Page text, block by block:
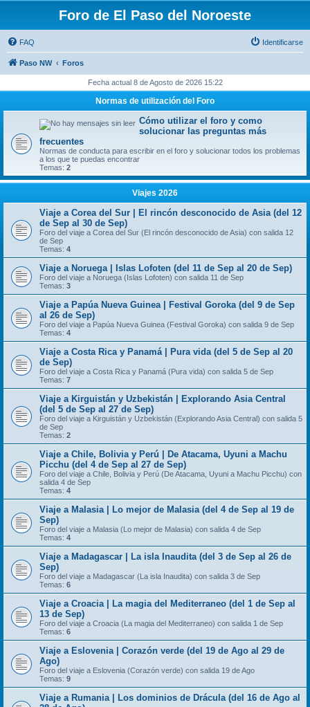
Foro de El Paso del Noroeste
FAQ Identificarse
Paso NW Foros
Fecha actual 8 de Agosto de 2026 15:22
Normas de utilización del Foro
Cómo utilizar el foro y como
solucionar las preguntas más
frecuentes
Normas de conducta para escribir en el foro y solucionar todos los problemas
a los que te puedas encontrar
Temas: 2
Viajes 2026
Viaje a Corea del Sur | El rincón desconocido de Asia (del 12
de Sep al 30 de Sep)
Foro del viaje a Corea del Sur (El rincón desconocido de Asia) con salida 12
de Sep
Temas: 4
Viaje a Noruega | Islas Lofoten (del 11 de Sep al 20 de Sep)
Foro del viaje a Noruega (Islas Lofoten) con salida 11 de Sep
Temas: 3
Viaje a Papúa Nueva Guinea | Festival Goroka (del 9 de Sep
al 26 de Sep)
Foro del viaje a Papúa Nueva Guinea (Festival Goroka) con salida 9 de Sep
Temas: 4
Viaje a Costa Rica y Panamá | Pura vida (del 5 de Sep al 20
de Sep)
Foro del viaje a Costa Rica y Panamá (Pura vida) con salida 5 de Sep
Temas: 7
Viaje a Kirguistán y Uzbekistán | Explorando Asia Central
(del 5 de Sep al 27 de Sep)
Foro del viaje a Kirguistán y Uzbekistán (Explorando Asia Central) con salida 5
de Sep
Temas: 2
Viaje a Chile, Bolivia y Perú | De Atacama, Uyuni a Machu
Picchu (del 4 de Sep al 27 de Sep)
Foro del viaje a Chile, Bolivia y Perú (De Atacama, Uyuni a Machu Picchu) con
salida 4 de Sep
Temas: 4
Viaje a Malasia | Lo mejor de Malasia (del 4 de Sep al 19 de
Sep)
Foro del viaje a Malasia (Lo mejor de Malasia) con salida 4 de Sep
Temas: 4
Viaje a Madagascar | La isla Inaudita (del 3 de Sep al 26 de
Sep)
Foro del viaje a Madagascar (La isla Inaudita) con salida 3 de Sep
Temas: 6
Viaje a Croacia | La magia del Mediterraneo (del 1 de Sep al
13 de Sep)
Foro del viaje a Croacia (La magia del Mediterraneo) con salida 1 de Sep
Temas: 6
Viaje a Eslovenia | Corazón verde (del 19 de Ago al 29 de
Ago)
Foro del viaje a Eslovenia (Corazón verde) con salida 19 de Ago
Temas: 9
Viaje a Rumania | Los dominios de Drácula (del 16 de Ago al